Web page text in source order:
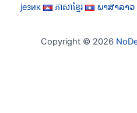
језик
ភាសាខ្មែរ ພາສາລາວ
Copyright © 2026